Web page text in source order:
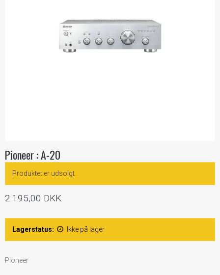
Pioneer : A-20
Produktet er udsolgt.
2.195,00 DKK
Lagerstatus: Ikke på lager
Pioneer